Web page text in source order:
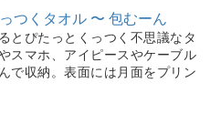
つくタオル 〜 包むーん
とぴたっとくっつく不思議なタ
スマホ、アイピースやケーブル
で収納。表面には月面をプリン